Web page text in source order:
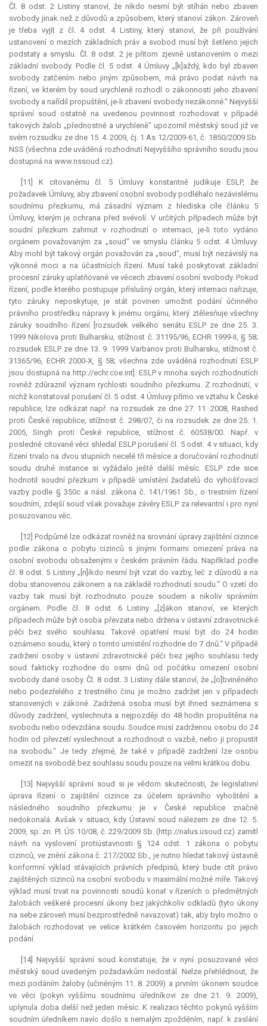
Čl. 8 odst. 2 Listiny stanoví, že nikdo nesmí být stíhán nebo zbaven
svobody jinak než z důvodů a způsobem, který stanoví zákon. Zároveň
je třeba vyjít z čl. 4 odst. 4 Listiny, který stanoví, že při používání
ustanovení o mezích základních práv a svobod musí být šetřeno jejich
podstaty a smyslu. Čl. 8 odst. 2 je přitom zjevně ustanovením o mezi
základní svobody. Podle čl. 5 odst. 4 Úmluvy „[k]aždý, kdo byl zbaven
svobody zatčením nebo jiným způsobem, má právo podat návrh na
řízení, ve kterém by soud urychleně rozhodl o zákonnosti jeho zbavení
svobody a nařídil propuštění, je-li zbavení svobody nezákonné.“ Nejvyšší
správní soud ostatně na uvedenou povinnost rozhodovat v případě
takových žalob „přednostně a urychleně“ upozornil městský soud již ve
svém rozsudku ze dne 15. 4. 2009, čj. 1 As 12/2009-61, č. 1850/2009 Sb.
NSS (všechna zde uváděná rozhodnutí Nejvyššího správního soudu jsou
dostupná na www.nssoud.cz).
[11] K citovanému čl. 5 Úmluvy konstantně judikuje ESLP, že
požadavek Úmluvy, aby zbavení osobní svobody podléhalo nezávislému
soudnímu přezkumu, má zásadní význam z hlediska cíle článku 5
Úmluvy, kterým je ochrana před svévolí. V určitých případech může být
soudní přezkum zahrnut v rozhodnutí o internaci, je-li toto vydáno
orgánem považovaným za „soud“ ve smyslu článku 5 odst. 4 Úmluvy.
Aby mohl být takový orgán považován za „soud“, musí být nezávislý na
výkonné moci a na účastnících řízení. Musí také poskytovat základní
procesní záruky uplatňované ve věcech zbavení osobní svobody. Pokud
řízení, podle kterého postupuje příslušný orgán, který internaci nařizuje,
tyto záruky neposkytuje, je stát povinen umožnit podání účinného
právního prostředku nápravy k jinému orgánu, který ztělesňuje všechny
záruky soudního řízení [rozsudek velkého senátu ESLP ze dne 25. 3.
1999 Nikolova proti Bulharsku, stížnost č. 31195/96, ECHR 1999-II, § 58;
rozsudek ESLP ze dne 13. 9. 1999 Varbanov proti Bulharsku, stížnost č.
31365/96, ECHR 2000-X, § 58; všechna zde uváděná rozhodnutí ESLP
jsou dostupná na http://echr.coe.int]. ESLP v mnoha svých rozhodnutích
rovněž zdůraznil význam rychlosti soudního přezkumu. Z rozhodnutí, v
nichž konstatoval porušení čl. 5 odst. 4 Úmluvy přímo ve vztahu k České
republice, lze odkázat např. na rozsudek ze dne 27. 11. 2008, Rashed
proti České republice, stížnost č. 298/07, či na rozsudek ze dne 25. 1.
2005, Singh proti České republice, stížnost č. 60538/00. Např. v
posledně citované věci shledal ESLP porušení čl. 5 odst. 4 v situaci, kdy
řízení trvalo na dvou stupních necelé tři měsíce a doručování rozhodnutí
soudu druhé instance si vyžádalo ještě další měsíc. ESLP zde sice
hodnotil soudní přezkum v případě umístění žadatelů do vyhošťovací
vazby podle § 350c a násl. zákona č. 141/1961 Sb., o trestním řízení
soudním, zdejší soud však považuje závěry ESLP zarelevantní i pro nyní
posuzovanou věc.
[12] Podpůrně lze odkázat rovněž na srovnání úpravy zajištění cizince
podle zákona o pobytu cizinců s jinými formami omezení práva na
osobní svobodu obsaženými v českém právním řádu. Například podle
čl. 8 odst. 5 Listiny „[n]ikdo nesmí být vzat do vazby, leč z důvodů a na
dobu stanovenou zákonem a na základě rozhodnutí soudu.“ O vzetí do
vazby tak musí být rozhodnuto pouze soudem a nikoliv správním
orgánem. Podle čl. 8 odst. 6 Listiny „[z]ákon stanoví, ve kterých
případech může být osoba převzata nebo držena v ústavní zdravotnické
péči bez svého souhlasu. Takové opatření musí být do 24 hodin
oznámeno soudu, který o tomto umístění rozhodne do 7 dnů.“ V případě
zadržení osoby v ústavní zdravotnické péči bez jejího souhlasu tedy
soud fakticky rozhodne do osmi dnů od počátku omezení osobní
svobody dané osoby. Čl. 8 odst. 3 Listiny dále stanoví, že „[o]bviněného
nebo podezřelého z trestného činu je možno zadržet jen v případech
stanovených v zákoně. Zadržená osoba musí být ihned seznámena s
důvody zadržení, vyslechnuta a nejpozději do 48 hodin propuštěna na
svobodu nebo odevzdána soudu. Soudce musí zadrženou osobu do 24
hodin od převzetí vyslechnout a rozhodnout o vazbě, nebo ji propustit
na svobodu.“ Je tedy zřejmé, že také v případě zadržení lze osobu
omezit na svobodě bez souhlasu soudu pouze na velmi krátkou dobu.
[13] Nejvyšší správní soud si je vědom skutečnosti, že legislativní
úprava řízení o zajištění cizince za účelem správního vyhoštění a
následného soudního přezkumu je v České republice značně
nedokonalá. Avšak v situaci, kdy Ústavní soud nálezem ze dne 12. 5.
2009, sp. zn. Pl. ÚS 10/08, č. 229/2009 Sb. (http://nalus.usoud.cz) zamítl
návrh na vyslovení protiústavnosti § 124 odst. 1 zákona o pobytu
cizinců, ve znění zákona č. 217/2002 Sb., je nutno hledat takový ústavně
konformní výklad stávajících právních předpisů, který bude ctít právo
zajištěných cizinců na osobní svobodu v maximální možné míře. Takový
výklad musí trvat na povinnosti soudů konat v řízeních o předmětných
žalobách veškeré procesní úkony bez jakýchkoliv odkladů (tyto úkony
na sebe zároveň musí bezprostředně navazovat) tak, aby bylo možno o
žalobách rozhodovat ve velice krátkém časovém horizontu po jejich
podání.
[14] Nejvyšší správní soud konstatuje, že v nyní posuzované věci
městský soud uvedeným požadavkům nedostál. Nelze přehlédnout, že
mezi podáním žaloby (učiněným 11. 8. 2009) a prvním úkonem soudce
ve věci (pokyn vyššímu soudnímu úředníkovi ze dne 21. 9. 2009),
uplynula doba delší než jeden měsíc. K realizaci těchto pokynů vyšším
soudním úředníkem navíc došlo s nemalým zpožděním, např. k zaslání